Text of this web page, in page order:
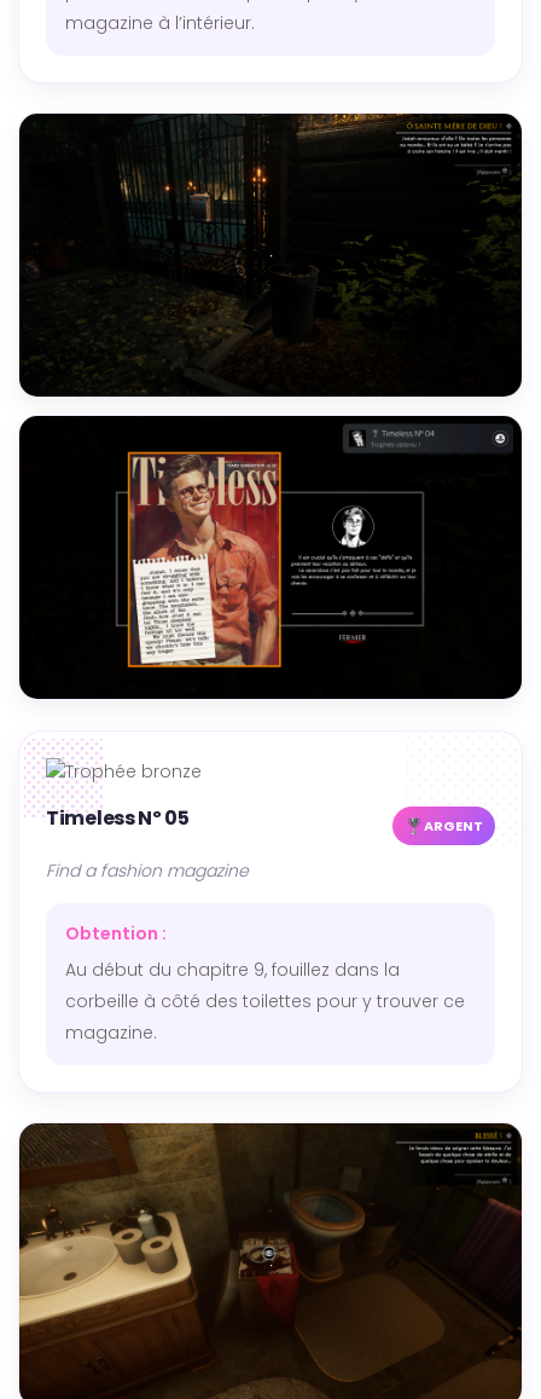
magazine à l’intérieur.
Timeless Nº 05 ARGENT
Find a fashion magazine
Obtention :
Au début du chapitre 9, fouillez dans la
corbeille à côté des toilettes pour y trouver ce
magazine.